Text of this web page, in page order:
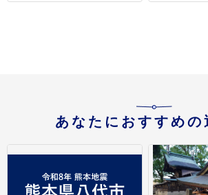
予約受付中 産地直送 高
ク 予約受
あなたにおすすめの